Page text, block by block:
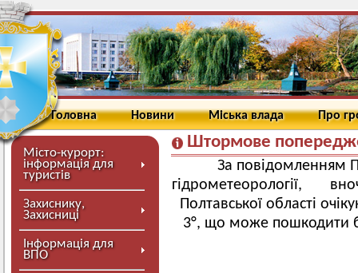
Головна Новини Міська влада Про
Місто-курорт:
інформація для
туристів
Захиснику,
Захисниці
Інформація для
ВПО
Штормове
За повідомленням
гідрометеорології,
Полтавської області
3°, що може пошкодити